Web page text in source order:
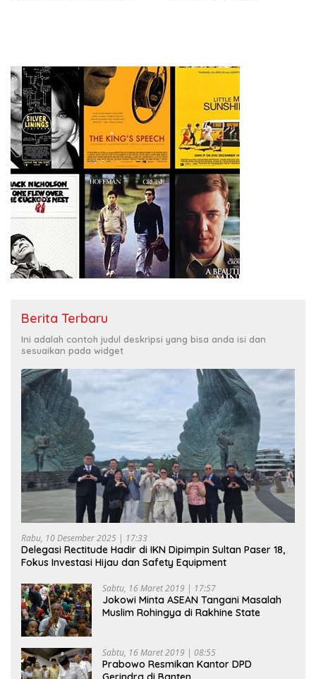
seluruh Indonesia dan
Mancanegara”.
Berita Terbaru
Ini adalah contoh judul deskripsi yang bisa anda isi dan
sesuaikan pada widget
Rabu, 10 Desember 2025 | 17:33
Delegasi Rectitude Hadir di IKN Dipimpin Sultan Paser 18,
Fokus Investasi Hijau dan Safety Equipment
Sabtu, 16 Maret 2019 | 17:57
Jokowi Minta ASEAN Tangani Masalah
Muslim Rohingya di Rakhine State
Sabtu, 16 Maret 2019 | 08:55
Prabowo Resmikan Kantor DPD